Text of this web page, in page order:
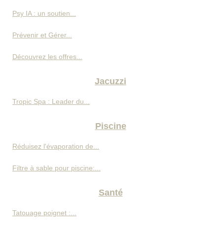
Psy IA : un soutien...
Prévenir et Gérer...
Découvrez les offres...
Jacuzzi
Tropic Spa : Leader du...
Piscine
Réduisez l'évaporation de...
Filtre à sable pour piscine:...
Santé
Tatouage poignet :...